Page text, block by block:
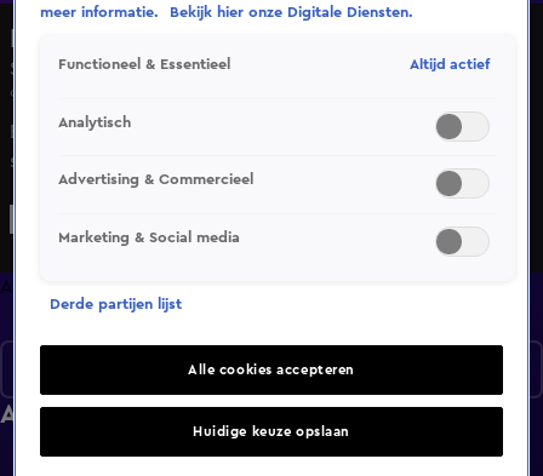
Seizoen 1, aflevering 1
9 okt 2018, 21:30
Bekijk aflevering 1 van Burgemeester Undercover uit
seizoen 1 hier. Deze aflevering is uitgezonden op 9
oktober, 21:30 uur bij SBS6. Burgemeester Undercover is
Afleveringen
Afleveringen
meer informatie.
Bekijk hier onze Digitale Diensten.
Functioneel & Essentieel Altijd actief
Analytisch
Advertising & Commercieel
Marketing & Social media
Derde partijen lijst
Alle cookies accepteren
Huidige keuze opslaan